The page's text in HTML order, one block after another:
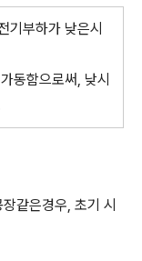
기부하가 낮은시
동함으로써, 낮시
같은경우, 초기 시